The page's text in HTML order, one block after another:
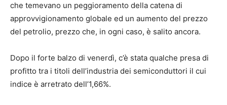
che temevano un peggioramento della catena di
approvvigionamento globale ed un aumento del prezzo
del petrolio, prezzo che, in ogni caso, è salito ancora.
Dopo il forte balzo di venerdì, c’è stata qualche presa di
profitto tra i titoli dell’industria dei semiconduttori il cui
indice è arretrato dell’1,66%.